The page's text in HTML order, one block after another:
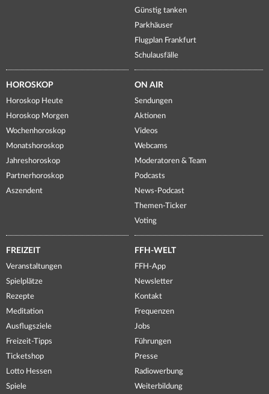
Günstig tanken
Parkhäuser
Flugplan Frankfurt
Schulausfälle
HOROSKOP
Horoskop Heute
Horoskop Morgen
Wochenhoroskop
Monatshoroskop
Jahreshoroskop
Partnerhoroskop
Aszendent
ON AIR
Sendungen
Aktionen
Videos
Webcams
Moderatoren & Team
Podcasts
News-Podcast
Themen-Ticker
Voting
FREIZEIT
Veranstaltungen
Spielplätze
Rezepte
Meditation
Ausflugsziele
Freizeit-Tipps
Ticketshop
Lotto Hessen
Spiele
FFH-WELT
FFH-App
Newsletter
Kontakt
Frequenzen
Jobs
Führungen
Presse
Radiowerbung
Weiterbildung